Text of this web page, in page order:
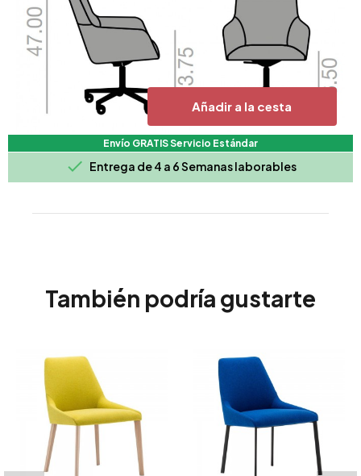
Añadir a la cesta
Envío GRATIS Servicio Estándar
 Entrega de 4 a 6 Semanas laborables
También podría gustarte